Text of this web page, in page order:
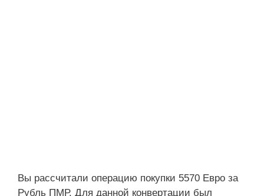
Вы рассчитали операцию покупки 5570 Евро за
Рубль ПМР. Для данной конвертации был